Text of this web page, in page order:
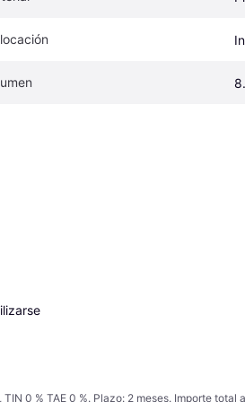
0 % TAE 0 %. Plazo: 2 meses. Importe